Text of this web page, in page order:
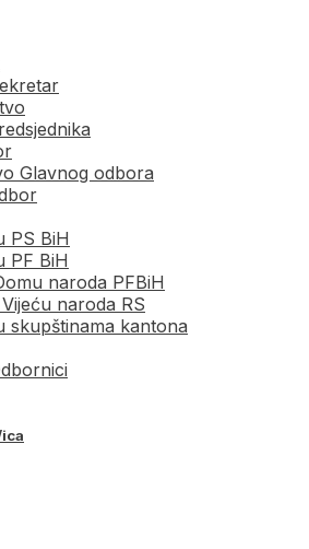
Glavnog odbora
PS BiH
PF BiH
naroda PFBiH
naroda RS
skupštinama kantona